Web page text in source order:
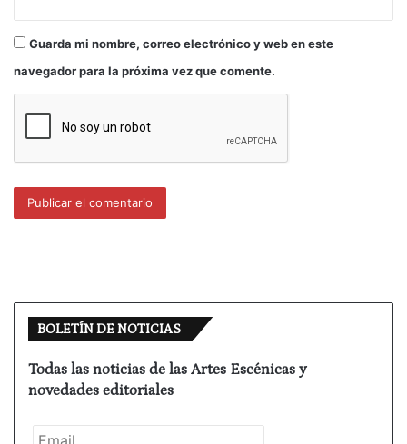
Guarda mi nombre, correo electrónico y web en este
navegador para la próxima vez que comente.
BOLETÍN DE NOTICIAS
Todas las noticias de las Artes Escénicas y
novedades editoriales